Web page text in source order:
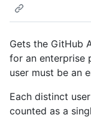
Gets the GitHub
for an enterprise
user must be an
Each distinct
counted as a